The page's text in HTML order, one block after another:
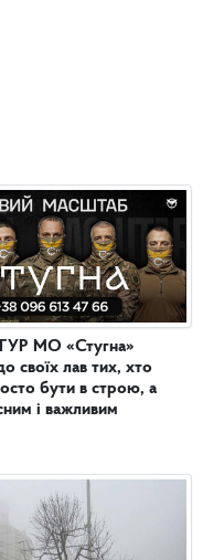
ГУР МО «Стугна»
своїх лав тих, хто
бути в строю, а
і важливим